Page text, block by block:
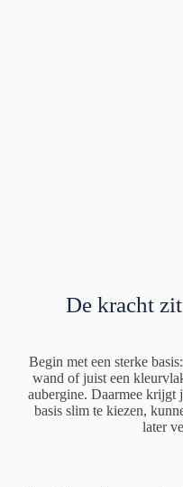
De kracht
Begin met een sterke
wand of juist een
aubergine. Daarmee krijgt
basis slim te kiezen,
later